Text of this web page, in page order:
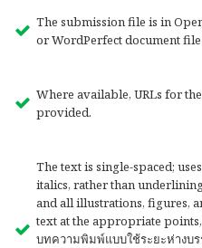
The submission file is in
or WordPerfect document
Where available, URLs for
provided.
The text is single-spaced;
italics, rather than
and all illustrations, figures,
text at the appropriate
บทความพิมพ์แบบใช้ระยะห่างบ